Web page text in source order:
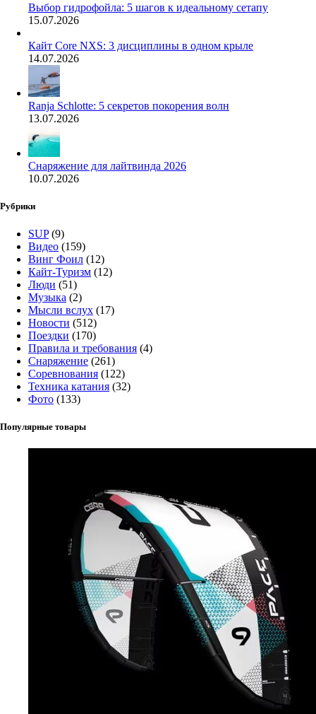
Выбор гидрофойла: 5 шагов к идеальному сетапу
15.07.2026
Кайт Core NXS: 3 дисциплины в одном крыле
14.07.2026
Ranja Schlotte: 5 секретов покорения волн
13.07.2026
Снаряжение для лайтвинда 2026
10.07.2026
Рубрики
SUP(9)
Видео (159)
Винг Фоил (12)
Кайт-Туризм (12)
Люди (51)
Музыка (2)
Мысли вслух (17)
Новости (512)
Поездки (170)
Правила и требования (4)
Снаряжение (261)
Соревнования (122)
Техника катания (32)
Фото (133)
Популярные товары